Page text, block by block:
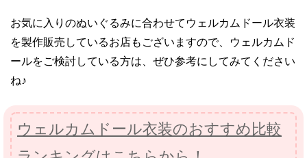
お気に入りのぬいぐるみに合わせてウェルカムドール衣装
を製作販売しているお店もございますので、ウェルカムド
ールをご検討している方は、ぜひ参考にしてみてください
ね♪
ウェルカムドール衣装のおすすめ比較